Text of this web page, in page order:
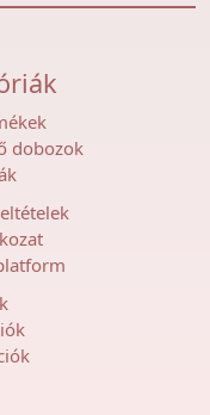
dobozok